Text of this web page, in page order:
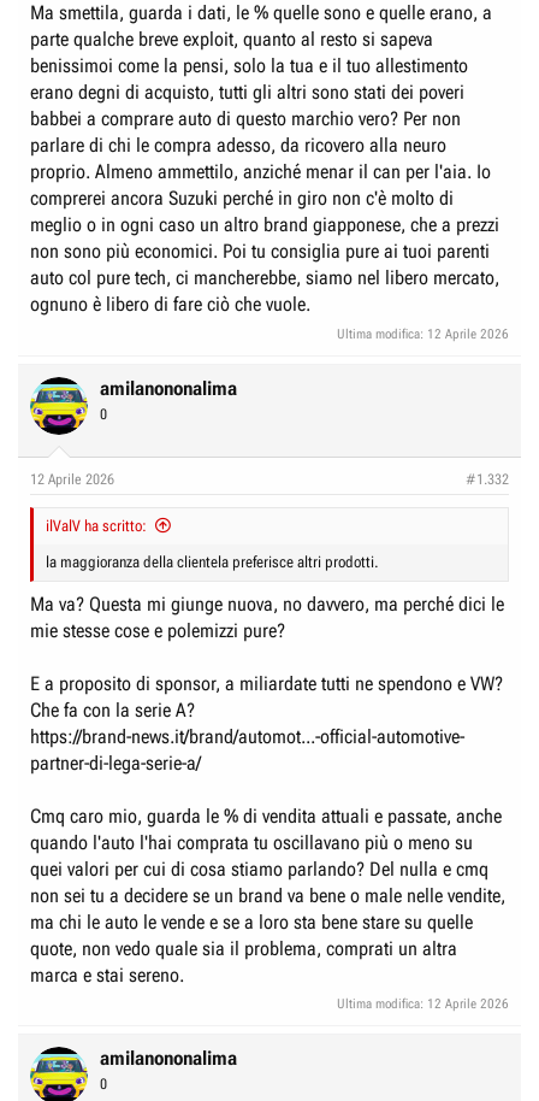
Ma smettila, guarda i dati, le % quelle sono e quelle erano, a
parte qualche breve exploit, quanto al resto si sapeva
benissimoi come la pensi, solo la tua e il tuo allestimento
erano degni di acquisto, tutti gli altri sono stati dei poveri
babbei a comprare auto di questo marchio vero? Per non
parlare di chi le compra adesso, da ricovero alla neuro
proprio. Almeno ammettilo, anziché menar il can per l'aia. Io
comprerei ancora Suzuki perché in giro non c'è molto di
meglio o in ogni caso un altro brand giapponese, che a prezzi
non sono più economici. Poi tu consiglia pure ai tuoi parenti
auto col pure tech, ci mancherebbe, siamo nel libero mercato,
ognuno è libero di fare ciò che vuole.
Ultima modifica: 12 Aprile 2026
amilanononalima
0
12 Aprile 2026 #1.332
ilValV ha scritto:
la maggioranza della clientela preferisce altri prodotti.
Ma va? Questa mi giunge nuova, no davvero, ma perché dici le
mie stesse cose e polemizzi pure?
E a proposito di sponsor, a miliardate tutti ne spendono e VW?
Che fa con la serie A?
https://brand-news.it/brand/automot...-official-automotive-
partner-di-lega-serie-a/
Cmq caro mio, guarda le % di vendita attuali e passate, anche
quando l'auto l'hai comprata tu oscillavano più o meno su
quei valori per cui di cosa stiamo parlando? Del nulla e cmq
non sei tu a decidere se un brand va bene o male nelle vendite,
ma chi le auto le vende e se a loro sta bene stare su quelle
quote, non vedo quale sia il problema, comprati un altra
marca e stai sereno.
Ultima modifica: 12 Aprile 2026
amilanononalima
0